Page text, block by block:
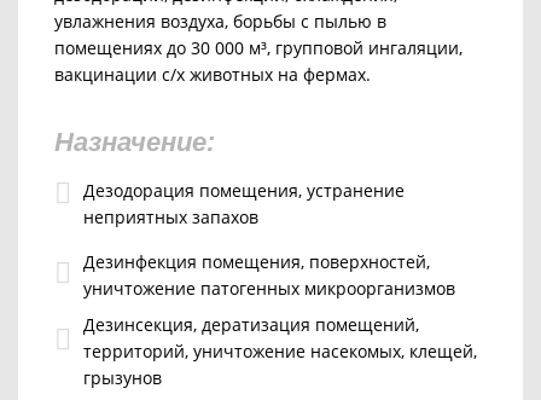
увлажнения воздуха, борьбы с пылью в
помещениях до 30 000 м³, групповой ингаляции,
вакцинации с/х животных на фермах.
Назначение:
Дезодорация помещения, устранение
неприятных запахов
Дезинфекция помещения, поверхностей,
уничтожение патогенных микроорганизмов
Дезинсекция, дератизация помещений,
территорий, уничтожение насекомых, клещей,
грызунов